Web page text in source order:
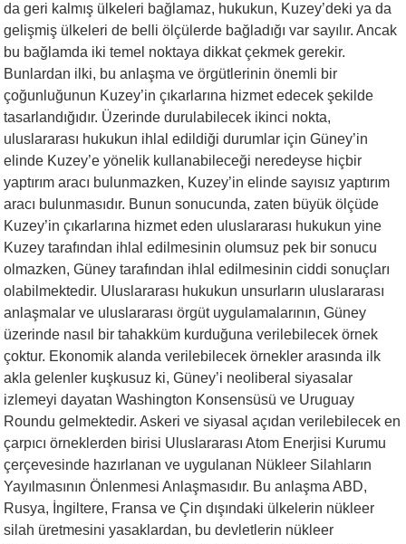
da geri kalmış ülkeleri bağlamaz, hukukun, Kuzey’deki ya da
gelişmiş ülkeleri de belli ölçülerde bağladığı var sayılır. Ancak
bu bağlamda iki temel noktaya dikkat çekmek gerekir.
Bunlardan ilki, bu anlaşma ve örgütlerinin önemli bir
çoğunluğunun Kuzey’in çıkarlarına hizmet edecek şekilde
tasarlandığıdır. Üzerinde durulabilecek ikinci nokta,
uluslararası hukukun ihlal edildiği durumlar için Güney’in
elinde Kuzey’e yönelik kullanabileceği neredeyse hiçbir
yaptırım aracı bulunmazken, Kuzey’in elinde sayısız yaptırım
aracı bulunmasıdır. Bunun sonucunda, zaten büyük ölçüde
Kuzey’in çıkarlarına hizmet eden uluslararası hukukun yine
Kuzey tarafından ihlal edilmesinin olumsuz pek bir sonucu
olmazken, Güney tarafından ihlal edilmesinin ciddi sonuçları
olabilmektedir. Uluslararası hukukun unsurların uluslararası
anlaşmalar ve uluslararası örgüt uygulamalarının, Güney
üzerinde nasıl bir tahakküm kurduğuna verilebilecek örnek
çoktur. Ekonomik alanda verilebilecek örnekler arasında ilk
akla gelenler kuşkusuz ki, Güney’i neoliberal siyasalar
izlemeyi dayatan Washington Konsensüsü ve Uruguay
Roundu gelmektedir. Askeri ve siyasal açıdan verilebilecek en
çarpıcı örneklerden birisi Uluslararası Atom Enerjisi Kurumu
çerçevesinde hazırlanan ve uygulanan Nükleer Silahların
Yayılmasının Önlenmesi Anlaşmasıdır. Bu anlaşma ABD,
Rusya, İngiltere, Fransa ve Çin dışındaki ülkelerin nükleer
silah üretmesini yasaklardan, bu devletlerin nükleer